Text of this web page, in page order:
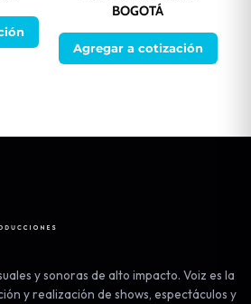
BOGOTÁ
Agregar a cotización
y sonoras de alto impacto. Voiz es la
y realización de shows, espectáculos y